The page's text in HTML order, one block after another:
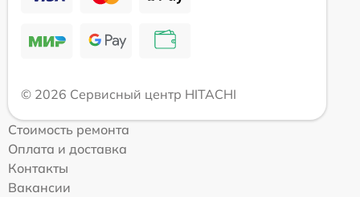
© 2026 Сервисный центр HITACHI
Стоимость ремонта
Оплата и доставка
Контакты
Вакансии